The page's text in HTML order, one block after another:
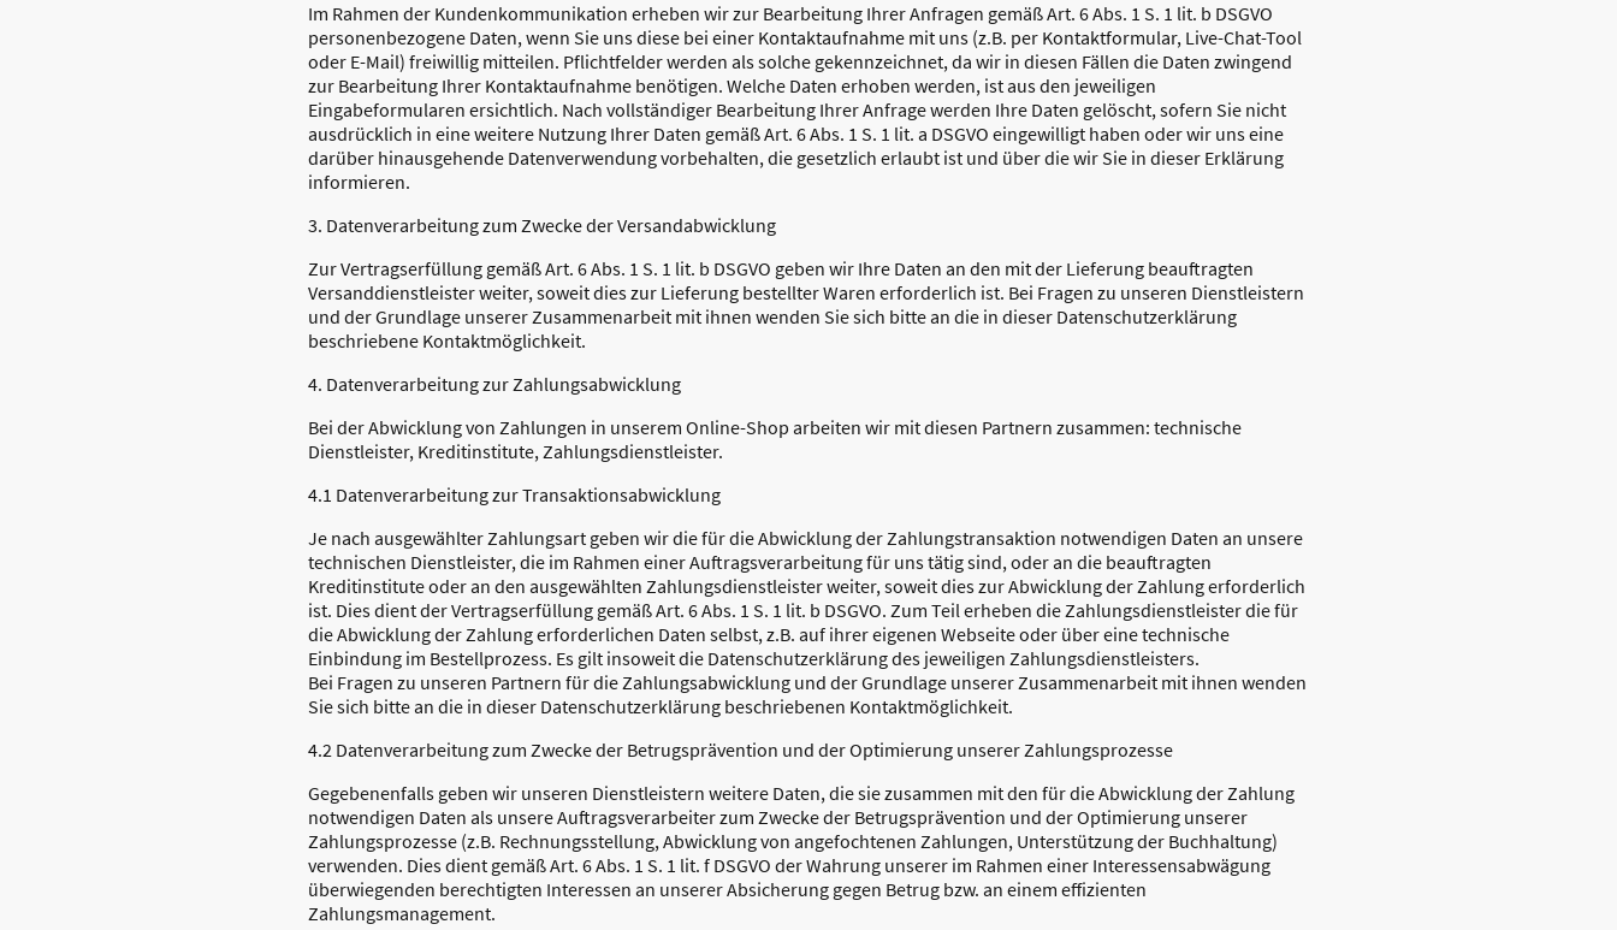
Im Rahmen der Kundenkommunikation erheben wir zur Bearbeitung Ihrer Anfragen gemäß Art. 6 Abs. 1 S. 1 lit. b DSGVO
personenbezogene Daten, wenn Sie uns diese bei einer Kontaktaufnahme mit uns (z.B. per Kontaktformular, Live-Chat-Tool
oder E-Mail) freiwillig mitteilen. Pflichtfelder werden als solche gekennzeichnet, da wir in diesen Fällen die Daten zwingend
zur Bearbeitung Ihrer Kontaktaufnahme benötigen. Welche Daten erhoben werden, ist aus den jeweiligen
Eingabeformularen ersichtlich. Nach vollständiger Bearbeitung Ihrer Anfrage werden Ihre Daten gelöscht, sofern Sie nicht
ausdrücklich in eine weitere Nutzung Ihrer Daten gemäß Art. 6 Abs. 1 S. 1 lit. a DSGVO eingewilligt haben oder wir uns eine
darüber hinausgehende Datenverwendung vorbehalten, die gesetzlich erlaubt ist und über die wir Sie in dieser Erklärung
informieren.
3. Datenverarbeitung zum Zwecke der Versandabwicklung
Zur Vertragserfüllung gemäß Art. 6 Abs. 1 S. 1 lit. b DSGVO geben wir Ihre Daten an den mit der Lieferung beauftragten
Versanddienstleister weiter, soweit dies zur Lieferung bestellter Waren erforderlich ist. Bei Fragen zu unseren Dienstleistern
und der Grundlage unserer Zusammenarbeit mit ihnen wenden Sie sich bitte an die in dieser Datenschutzerklärung
beschriebene Kontaktmöglichkeit.
4. Datenverarbeitung zur Zahlungsabwicklung
Bei der Abwicklung von Zahlungen in unserem Online-Shop arbeiten wir mit diesen Partnern zusammen: technische
Dienstleister, Kreditinstitute, Zahlungsdienstleister.
4.1 Datenverarbeitung zur Transaktionsabwicklung
Je nach ausgewählter Zahlungsart geben wir die für die Abwicklung der Zahlungstransaktion notwendigen Daten an unsere
technischen Dienstleister, die im Rahmen einer Auftragsverarbeitung für uns tätig sind, oder an die beauftragten
Kreditinstitute oder an den ausgewählten Zahlungsdienstleister weiter, soweit dies zur Abwicklung der Zahlung erforderlich
ist. Dies dient der Vertragserfüllung gemäß Art. 6 Abs. 1 S. 1 lit. b DSGVO. Zum Teil erheben die Zahlungsdienstleister die für
die Abwicklung der Zahlung erforderlichen Daten selbst, z.B. auf ihrer eigenen Webseite oder über eine technische
Einbindung im Bestellprozess. Es gilt insoweit die Datenschutzerklärung des jeweiligen Zahlungsdienstleisters.
Bei Fragen zu unseren Partnern für die Zahlungsabwicklung und der Grundlage unserer Zusammenarbeit mit ihnen wenden
Sie sich bitte an die in dieser Datenschutzerklärung beschriebenen Kontaktmöglichkeit.
4.2 Datenverarbeitung zum Zwecke der Betrugsprävention und der Optimierung unserer Zahlungsprozesse
Gegebenenfalls geben wir unseren Dienstleistern weitere Daten, die sie zusammen mit den für die Abwicklung der Zahlung
notwendigen Daten als unsere Auftragsverarbeiter zum Zwecke der Betrugsprävention und der Optimierung unserer
Zahlungsprozesse (z.B. Rechnungsstellung, Abwicklung von angefochtenen Zahlungen, Unterstützung der Buchhaltung)
verwenden. Dies dient gemäß Art. 6 Abs. 1 S. 1 lit. f DSGVO der Wahrung unserer im Rahmen einer Interessensabwägung
überwiegenden berechtigten Interessen an unserer Absicherung gegen Betrug bzw. an einem effizienten
Zahlungsmanagement.